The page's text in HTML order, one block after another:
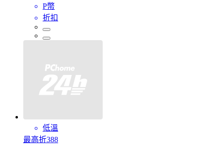
P幣
折扣
低溫
最高折388